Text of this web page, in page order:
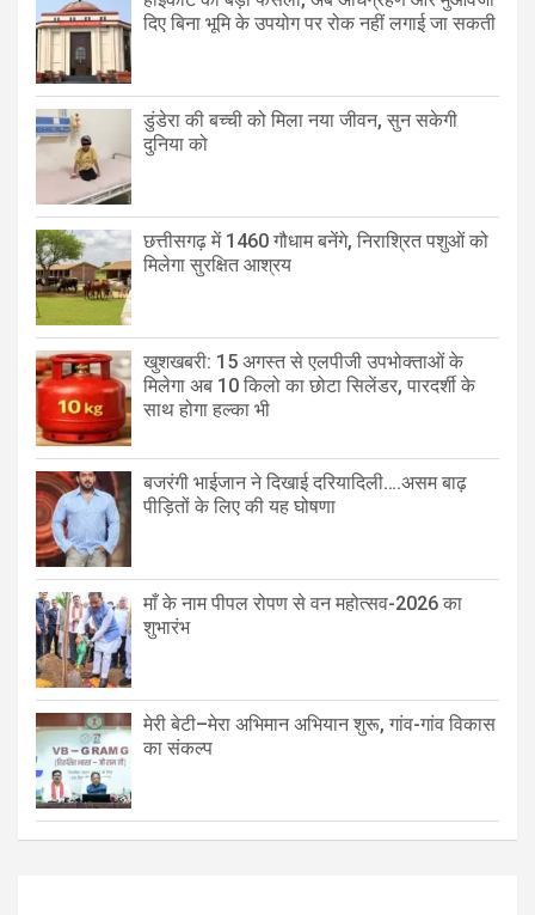
दिए बिना भूमि के उपयोग पर रोक नहीं लगाई जा सकती
डुंडेरा की बच्ची को मिला नया जीवन, सुन सकेगी
दुनिया को
छत्तीसगढ़ में 1460 गौधाम बनेंगे, निराश्रित पशुओं को
मिलेगा सुरक्षित आश्रय
खुशखबरी: 15 अगस्त से एलपीजी उपभोक्ताओं के
मिलेगा अब 10 किलो का छोटा सिलेंडर, पारदर्शी के
साथ होगा हल्का भी
बजरंगी भाईजान ने दिखाई दरियादिली….असम बाढ़
पीड़ितों के लिए की यह घोषणा
माँ के नाम पीपल रोपण से वन महोत्सव-2026 का
शुभारंभ
मेरी बेटी–मेरा अभिमान अभियान शुरू, गांव-गांव विकास
का संकल्प